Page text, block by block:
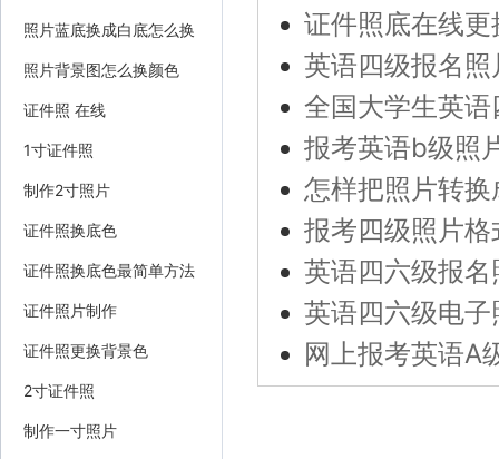
照片蓝底换成白底怎么换
照片背景图怎么换颜色
证件照 在线
1寸证件照
制作2寸照片
证件照换底色
证件照换底色最简单方法
证件照片制作
证件照更换背景色
2寸证件照
制作一寸照片
证件照底在线
英语四级报名
全国大学生英
报考英语b级照
怎样把照片转
报考四级照片
英语四六级报
英语四六级电
网上报考英语A